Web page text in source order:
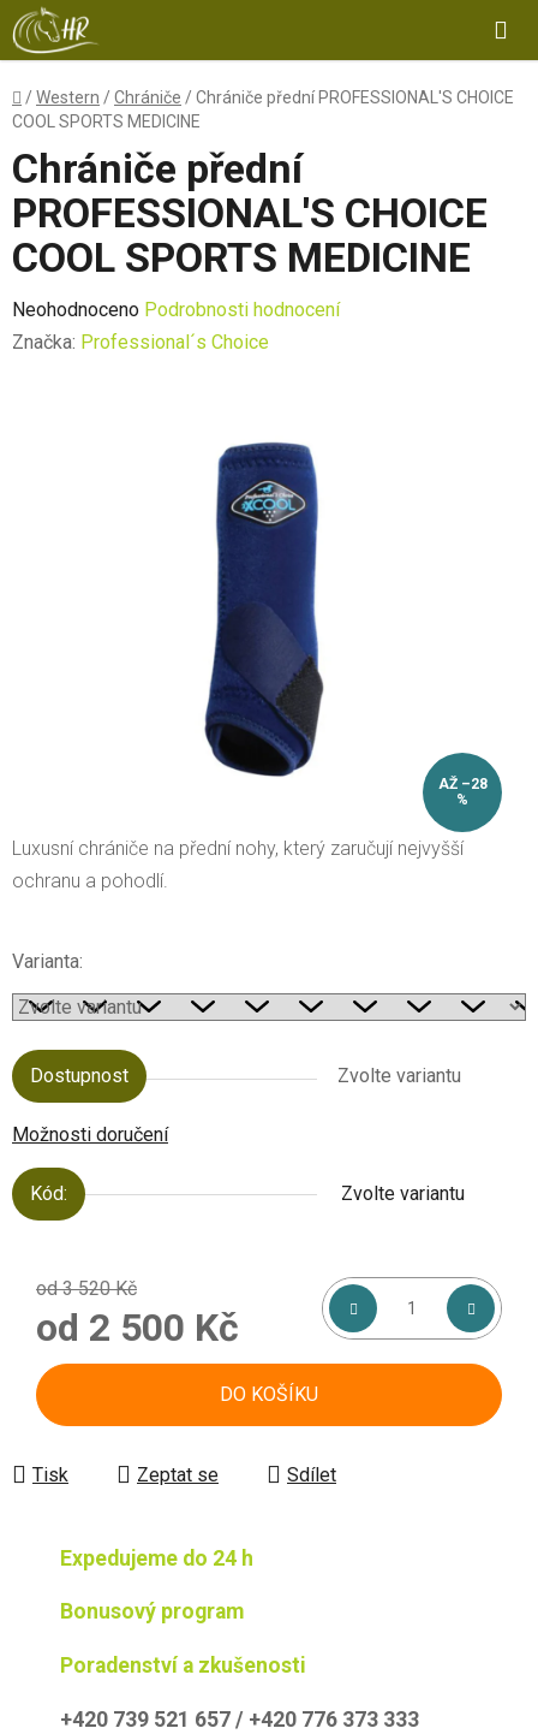
Přejít
na
obsah
Domů
/Western /Chrániče /Chrániče přední PROFESSIONAL'S CHOICE
COOL SPORTS MEDICINE
Luxusní chrániče na přední nohy, který zaručují nejvyšší
ochranu a pohodlí.
Varianta:
Dostupnost Zvolte variantu
Možnosti doručení
Kód: Zvolte variantu
od 3 520 Kč
od 2 500 Kč
Měrná cena:
DO KOŠÍKU
Tisk Zeptat se Sdílet
Chrániče přední
PROFESSIONAL'S CHOICE
COOL SPORTS MEDICINE
Průměrné
hodnocení
Neohodnoceno Podrobnosti hodnocení
Značka: Professional´s Choice
AŽ –28
%
Expedujeme do 24 h
Bonusový program
Poradenství a zkušenosti
+420 739 521 657 / +420 776 373 333